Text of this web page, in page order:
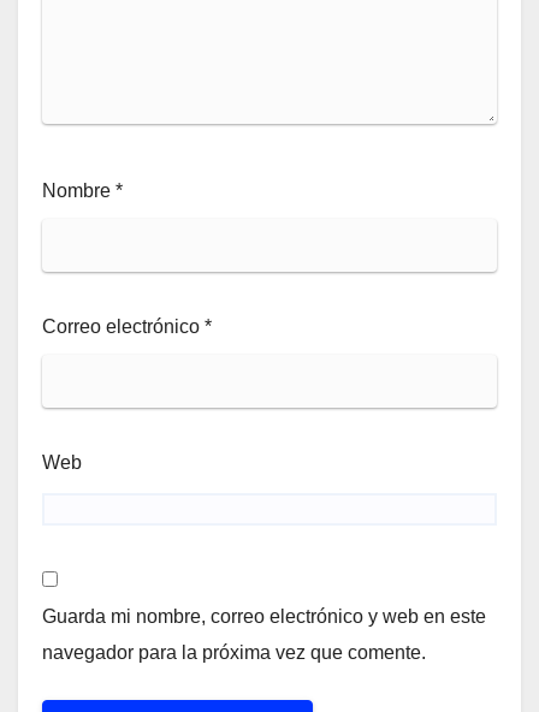
Nombre *
Correo electrónico *
Web
Guarda mi nombre, correo electrónico y web en este
navegador para la próxima vez que comente.